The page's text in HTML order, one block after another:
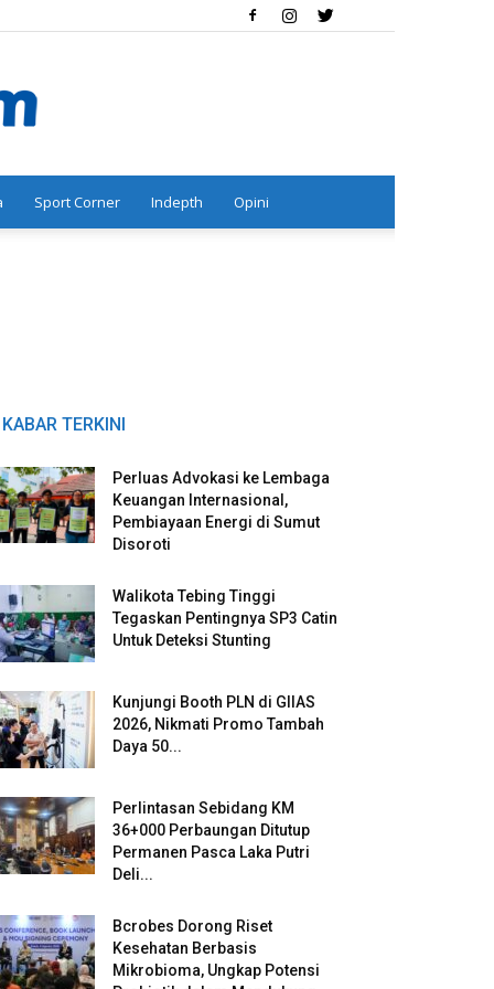
Sport Corner Indepth Opini
KABAR TERKINI
Perluas Advokasi ke Lembaga
Keuangan Internasional,
Pembiayaan Energi di Sumut
Disoroti
Walikota Tebing Tinggi
Tegaskan Pentingnya SP3 Catin
Untuk Deteksi Stunting
Kunjungi Booth PLN di GIIAS
2026, Nikmati Promo Tambah
Daya 50...
Perlintasan Sebidang KM
36+000 Perbaungan Ditutup
Permanen Pasca Laka Putri
Deli...
Bcrobes Dorong Riset
Kesehatan Berbasis
Mikrobioma, Ungkap Potensi